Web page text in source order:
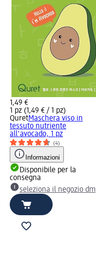
1,49 €
1 pz (1,49 € / 1 pz)
QuretMaschera viso in
tessuto nutriente
all'avocado, 1 pz
(4)
Informazioni
Disponibile per la
consegna
seleziona il negozio dm